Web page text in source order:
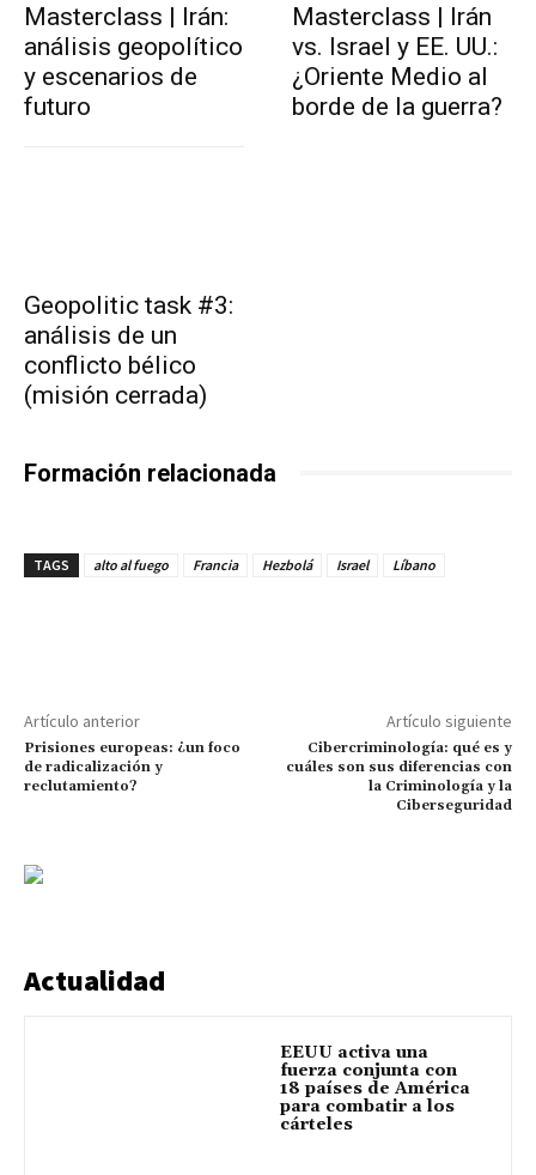
Masterclass | Irán:
análisis geopolítico
y escenarios de
futuro
Masterclass | Irán
vs. Israel y EE. UU.:
¿Oriente Medio al
borde de la guerra?
Geopolitic task #3:
análisis de un
conflicto bélico
(misión cerrada)
Formación relacionada
TAGS alto al fuego Francia Hezbolá Israel Líbano
Artículo anterior
Prisiones europeas: ¿un foco
de radicalización y
reclutamiento?
Artículo siguiente
Cibercriminología: qué es y
cuáles son sus diferencias con
la Criminología y la
Ciberseguridad
Actualidad
EEUU activa una
fuerza conjunta con
18 países de América
para combatir a los
cárteles